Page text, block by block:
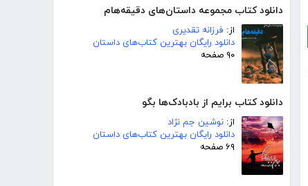
دانلود کتاب مجموعه داستان‌های دقیقه‌هام
از: فرزانه تقدیری
دانلود رایگان بهترین کتاب‌های داستان
۹۰ صفحه
دانلود کتاب برایم از بادبادک‌ها بگو
از: نوشین جم نژاد
دانلود رایگان بهترین کتاب‌های داستان
۶۹ صفحه